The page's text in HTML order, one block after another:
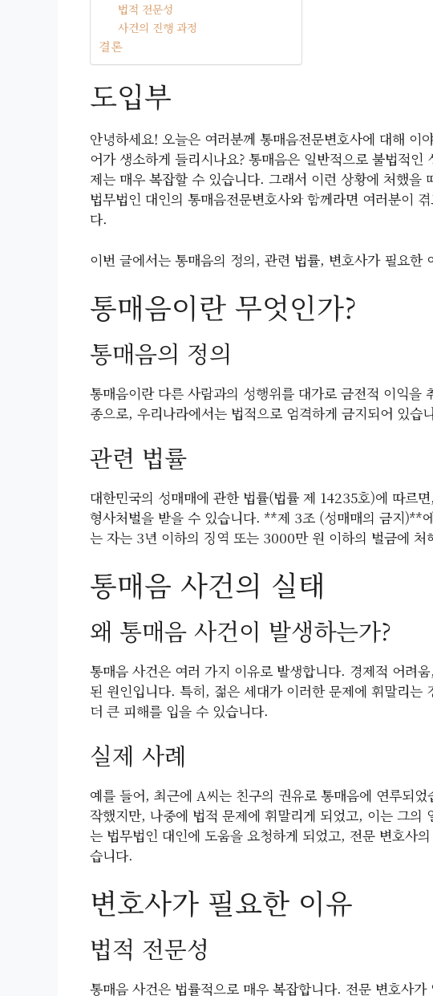
법적 전문성
사건의 진행 과정
결론
도입부
안녕하세요! 오늘은 여러분께 통매음전문변호사에 대해 이
어가 생소하게 들리시나요? 통매음은 일반적으로 불법적
제는 매우 복잡할 수 있습니다. 그래서 이런 상황에 처했을
법무법인 대인의 통매음전문변호사와 함께라면 여러분이
다.
이번 글에서는 통매음의 정의, 관련 법률, 변호사가 필요한
통매음이란 무엇인가?
통매음의 정의
통매음이란 다른 사람과의 성행위를 대가로 금전적 이익을
종으로, 우리나라에서는 법적으로 엄격하게 금지되어 있습
관련 법률
대한민국의 성매매에 관한 법률(법률 제 14235호)에 따르
형사처벌을 받을 수 있습니다. **제 3조 (성매매의 금지)**
는 자는 3년 이하의 징역 또는 3000만 원 이하의 벌금에 처
통매음 사건의 실태
왜 통매음 사건이 발생하는가?
통매음 사건은 여러 가지 이유로 발생합니다. 경제적 어려
된 원인입니다. 특히, 젊은 세대가 이러한 문제에 휘말리는
더 큰 피해를 입을 수 있습니다.
실제 사례
예를 들어, 최근에 A씨는 친구의 권유로 통매음에 연루되
작했지만, 나중에 법적 문제에 휘말리게 되었고, 이는 그의
는 법무법인 대인에 도움을 요청하게 되었고, 전문 변호사
습니다.
변호사가 필요한 이유
법적 전문성
통매음 사건은 법률적으로 매우 복잡합니다. 전문 변호사